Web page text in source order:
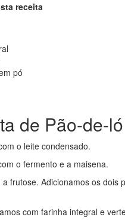
receita
pó
de Pão-de-
o leite condensado.
o fermento e a maisena.
frutose. Adicionamos os dois
com farinha integral e